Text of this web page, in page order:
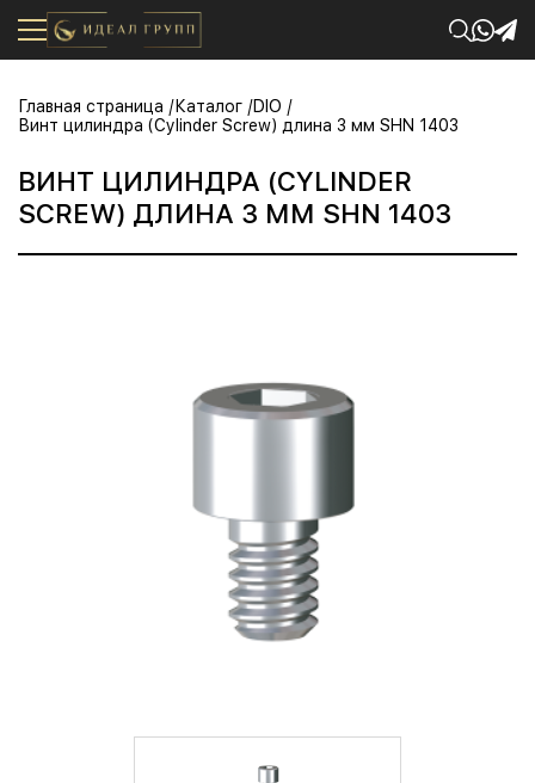
Главная страница Каталог
DIO
Винт цилиндра (Cylinder Screw) длина 3 мм SHN 1403
ВИНТ ЦИЛИНДРА (CYLINDER
SCREW) ДЛИНА 3 ММ SHN 1403